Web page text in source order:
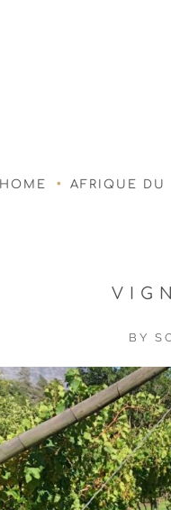
HOME AFRIQUE DU
BY